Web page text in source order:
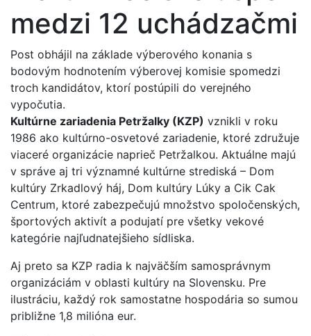
medzi 12 uchádzačmi
Post obhájil na základe výberového konania s
bodovým hodnotením výberovej komisie spomedzi
troch kandidátov, ktorí postúpili do verejného
vypočutia.
Kultúrne zariadenia Petržalky (KZP) vznikli v roku
1986 ako kultúrno-osvetové zariadenie, ktoré združuje
viaceré organizácie naprieč Petržalkou. Aktuálne majú
v správe aj tri významné kultúrne strediská – Dom
kultúry Zrkadlový háj, Dom kultúry Lúky a Cik Cak
Centrum, ktoré zabezpečujú množstvo spoločenských,
športových aktivít a podujatí pre všetky vekové
kategórie najľudnatejšieho sídliska.
Aj preto sa KZP radia k najväčším samosprávnym
organizáciám v oblasti kultúry na Slovensku. Pre
ilustráciu, každý rok samostatne hospodária so sumou
približne 1,8 milióna eur.